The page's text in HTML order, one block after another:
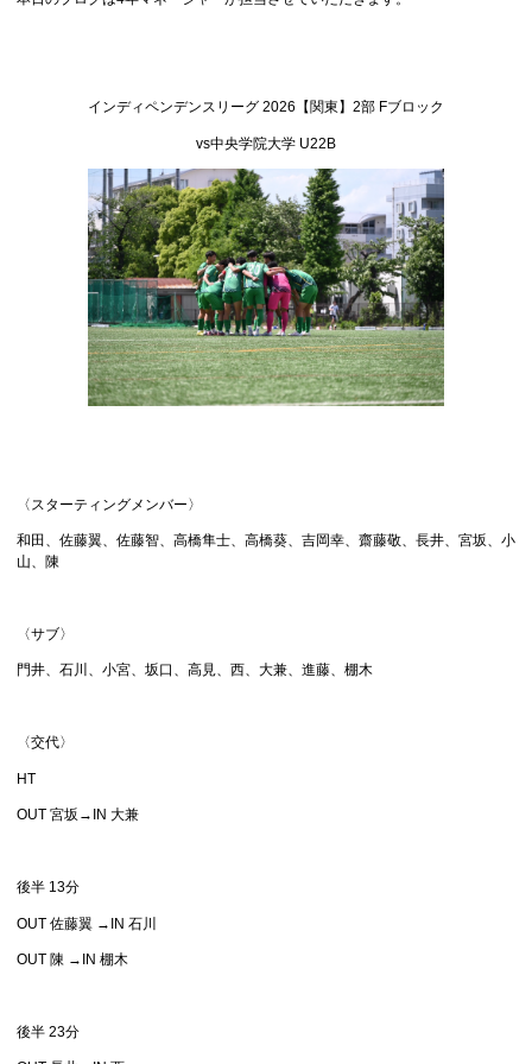
インディペンデンスリーグ 2026【関東】2部 Fブロック
vs中央学院大学 U22B
〈スターティングメンバー〉
和田、佐藤翼、佐藤智、高橋隼士、高橋葵、吉岡幸、齋藤敬、長井、宮坂、小
山、陳
〈サブ〉
門井、石川、小宮、坂口、高見、西、大兼、進藤、棚木
〈交代〉
HT
OUT 宮坂→IN 大兼
後半 13分
OUT 佐藤翼 →IN 石川
OUT 陳 →IN 棚木
後半 23分